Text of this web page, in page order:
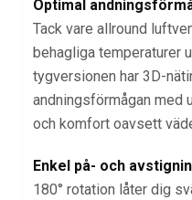
Optimal
Tack vare allround
behagliga temperaturer
tygversionen har 3D-
andningsförmågan med
och komfort oavsett
Enkel på- och
180° rotation låter dig